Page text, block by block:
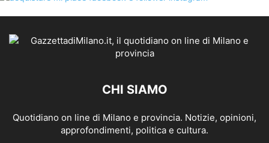
CHI SIAMO
Quotidiano on line di Milano e provincia. Notizie, opinioni,
approfondimenti, politica e cultura.